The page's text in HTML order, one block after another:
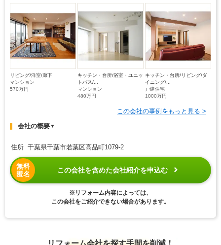
リビング/洋室/廊下
マンション
570万円
キッチン・台所/浴室・ユニッ
トバス/...
マンション
480万円
キッチン・台所/リビング/ダ
イニング/...
戸建住宅
1000万円
この会社の事例をもっと見る >
会社の概要▼
住所 千葉県千葉市若葉区高品町1079-2
無料
匿名
この会社を含めた会社紹介を申込む
※リフォーム内容によっては、
この会社をご紹介できない場合があります。
リフォーム会社を探す手間を削減！